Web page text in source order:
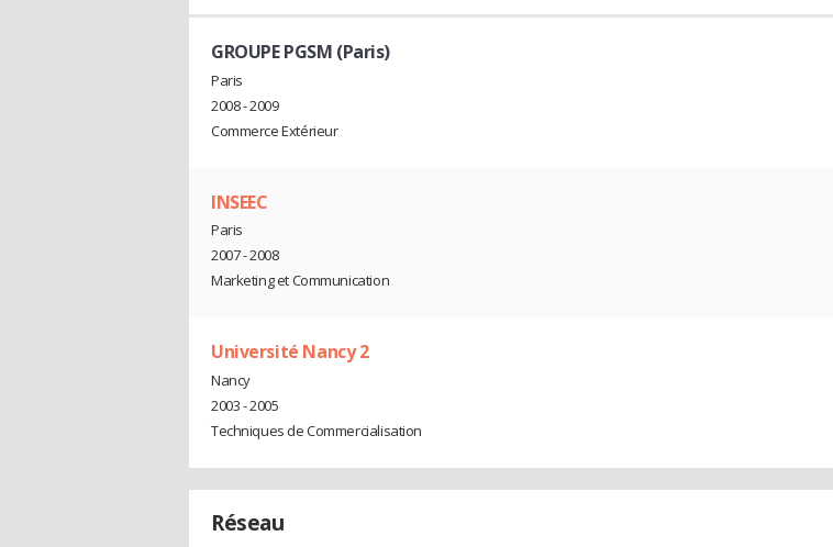
GROUPE PGSM (Paris)
Paris
2008 - 2009
Commerce Extérieur
INSEEC
Paris
2007 - 2008
Marketing et Communication
Université Nancy 2
Nancy
2003 - 2005
Techniques de Commercialisation
Réseau